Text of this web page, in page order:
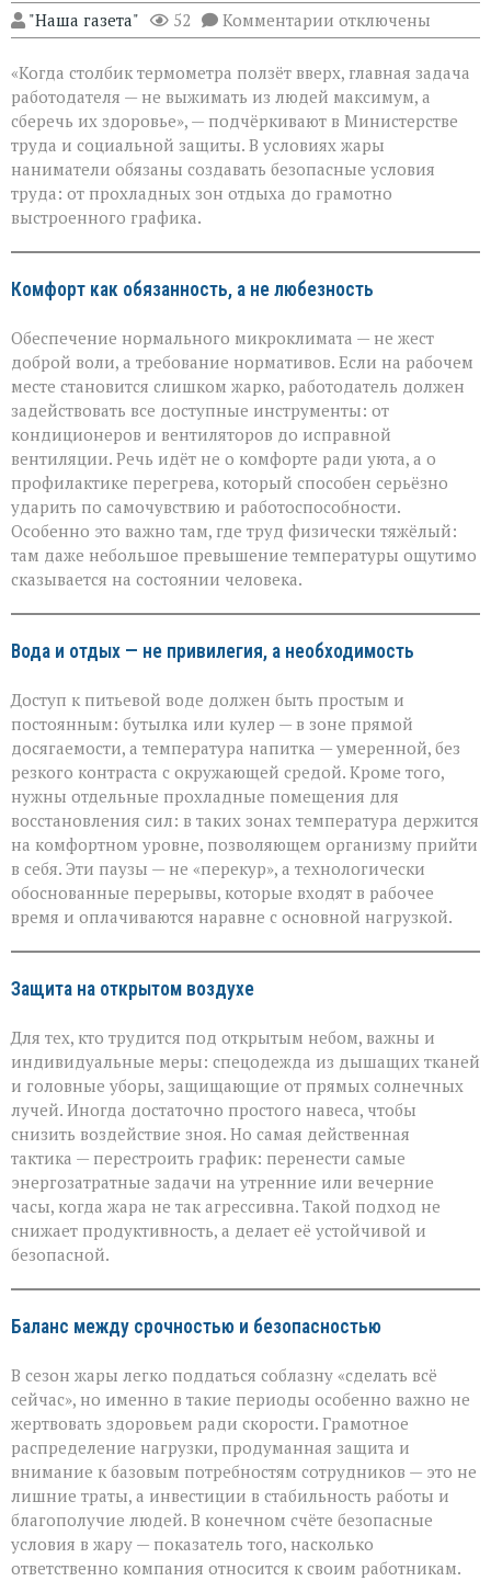
"Наша газета" 52 Комментарии к
записи
не
должна
стоить
здоровья»:
Минтруда — о
защите
работников
в
отключены
«Когда столбик термометра ползёт вверх, главная задача
работодателя — не выжимать из людей максимум, а
сберечь их здоровье», — подчёркивают в Министерстве
труда и социальной защиты. В условиях жары
наниматели обязаны создавать безопасные условия
труда: от прохладных зон отдыха до грамотно
выстроенного графика.
Комфорт как обязанность, а не любезность
Обеспечение нормального микроклимата — не жест
доброй воли, а требование нормативов. Если на рабочем
месте становится слишком жарко, работодатель должен
задействовать все доступные инструменты: от
кондиционеров и вентиляторов до исправной
вентиляции. Речь идёт не о комфорте ради уюта, а о
профилактике перегрева, который способен серьёзно
ударить по самочувствию и работоспособности.
Особенно это важно там, где труд физически тяжёлый:
там даже небольшое превышение температуры ощутимо
сказывается на состоянии человека.
Вода и отдых — не привилегия, а необходимость
Доступ к питьевой воде должен быть простым и
постоянным: бутылка или кулер — в зоне прямой
досягаемости, а температура напитка — умеренной, без
резкого контраста с окружающей средой. Кроме того,
нужны отдельные прохладные помещения для
восстановления сил: в таких зонах температура держится
на комфортном уровне, позволяющем организму прийти
в себя. Эти паузы — не «перекур», а технологически
обоснованные перерывы, которые входят в рабочее
время и оплачиваются наравне с основной нагрузкой.
Защита на открытом воздухе
Для тех, кто трудится под открытым небом, важны и
индивидуальные меры: спецодежда из дышащих тканей
и головные уборы, защищающие от прямых солнечных
лучей. Иногда достаточно простого навеса, чтобы
снизить воздействие зноя. Но самая действенная
тактика — перестроить график: перенести самые
энергозатратные задачи на утренние или вечерние
часы, когда жара не так агрессивна. Такой подход не
снижает продуктивность, а делает её устойчивой и
безопасной.
Баланс между срочностью и безопасностью
В сезон жары легко поддаться соблазну «сделать всё
сейчас», но именно в такие периоды особенно важно не
жертвовать здоровьем ради скорости. Грамотное
распределение нагрузки, продуманная защита и
внимание к базовым потребностям сотрудников — это не
лишние траты, а инвестиции в стабильность работы и
благополучие людей. В конечном счёте безопасные
условия в жару — показатель того, насколько
ответственно компания относится к своим работникам.